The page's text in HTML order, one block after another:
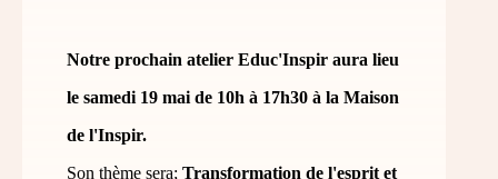
Notre prochain atelier Educ'Inspir aura lieu
le samedi 19 mai de 10h à 17h30 à la Maison
de l'Inspir.
Son thème sera; Transformation de l'esprit et